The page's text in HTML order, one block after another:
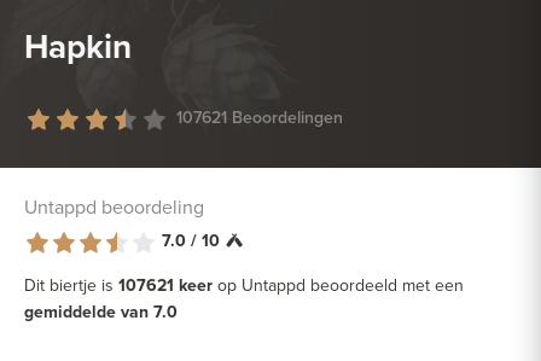
Hapkin
107621 Beoordelingen
Untappd beoordeling
7.0 / 10
Dit biertje is 107621 keer op Untappd beoordeeld met een
gemiddelde van 7.0